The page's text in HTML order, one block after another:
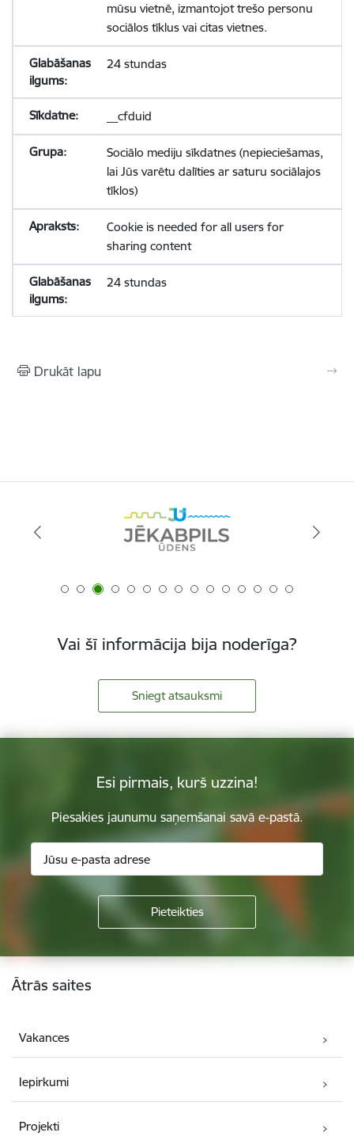
mūsu vietnē, izmantojot trešo personu
sociālos tīklus vai citas vietnes.
24 stundas
__cfduid
Sociālo mediju sīkdatnes (nepieciešamas,
lai Jūs varētu dalīties ar saturu sociālajos
tīklos)
Cookie is needed for all users for
sharing content
24 stundas
Drukāt lapu
Vai šī informācija bija noderīga?
Sniegt atsauksmi
Esi pirmais, kurš uzzina!
Piesakies jaunumu saņemšanai savā e-pastā.
Kājene
Ātrās saites
Vakances
Iepirkumi
Projekti